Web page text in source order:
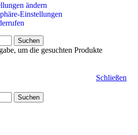
ändern
Einstellungen
Suchen
um die gesuchten Produkte
Schließen
Suchen